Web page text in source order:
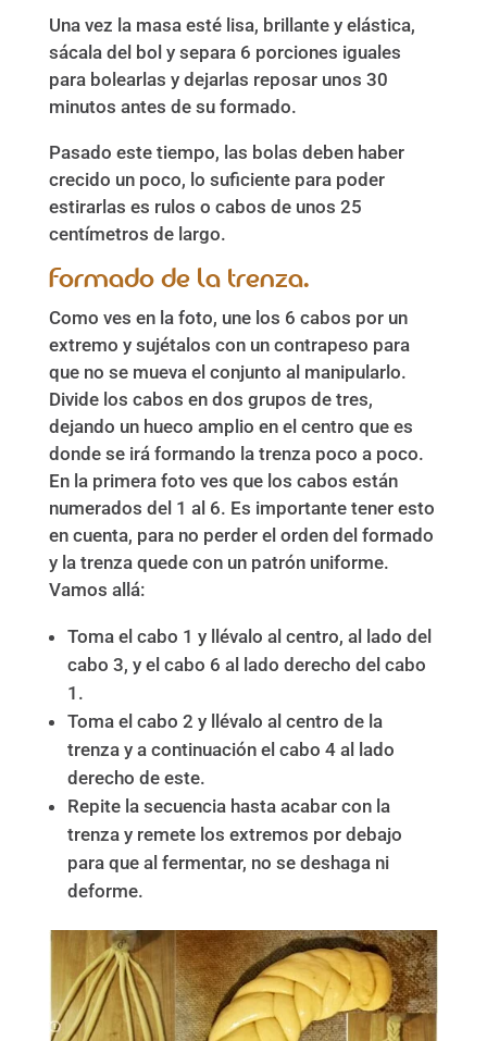
Una vez la masa esté lisa, brillante y elástica,
sácala del bol y separa 6 porciones iguales
para bolearlas y dejarlas reposar unos 30
minutos antes de su formado.
Pasado este tiempo, las bolas deben haber
crecido un poco, lo suficiente para poder
estirarlas es rulos o cabos de unos 25
centímetros de largo.
Formado de la trenza.
Como ves en la foto, une los 6 cabos por un
extremo y sujétalos con un contrapeso para
que no se mueva el conjunto al manipularlo.
Divide los cabos en dos grupos de tres,
dejando un hueco amplio en el centro que es
donde se irá formando la trenza poco a poco.
En la primera foto ves que los cabos están
numerados del 1 al 6. Es importante tener esto
en cuenta, para no perder el orden del formado
y la trenza quede con un patrón uniforme.
Vamos allá:
Toma el cabo 1 y llévalo al centro, al lado del
cabo 3, y el cabo 6 al lado derecho del cabo
1.
Toma el cabo 2 y llévalo al centro de la
trenza y a continuación el cabo 4 al lado
derecho de este.
Repite la secuencia hasta acabar con la
trenza y remete los extremos por debajo
para que al fermentar, no se deshaga ni
deforme.